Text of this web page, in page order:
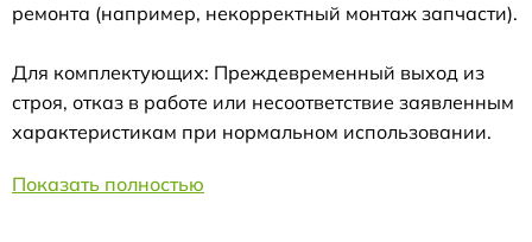
ремонта (например, некорректный монтаж запчасти).
Для комплектующих: Преждевременный выход из
строя, отказ в работе или несоответствие заявленным
характеристикам при нормальном использовании.
Показать полностью